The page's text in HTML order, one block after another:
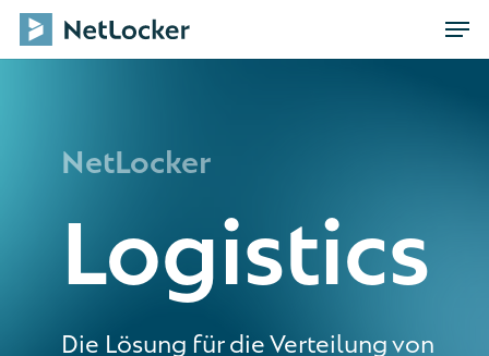
Skip
main
NetLocker
Logistics
Die Lösung für die Verteilung von